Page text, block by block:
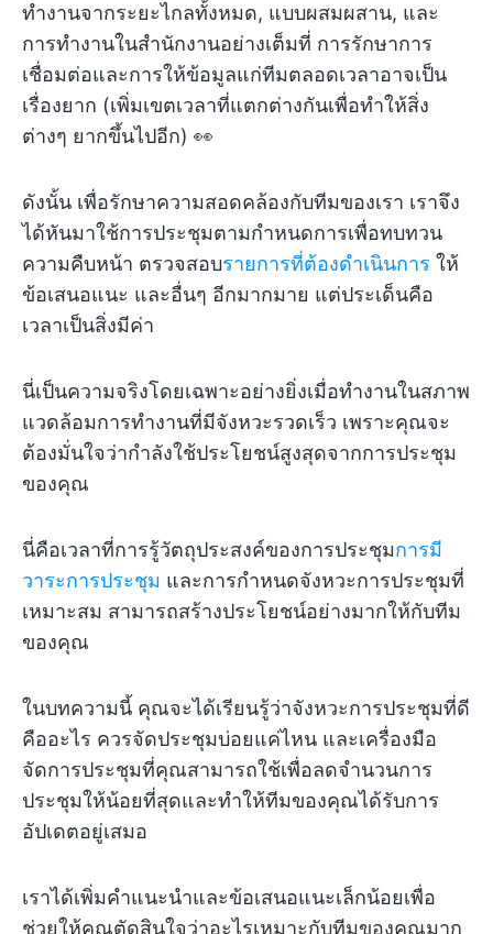
ทำงานจากระยะไกลทั้งหมด, แบบผสมผสาน, และ
การทำงานในสำนักงานอย่างเต็มที่ การรักษาการ
เชื่อมต่อและการให้ข้อมูลแก่ทีมตลอดเวลาอาจเป็น
เรื่องยาก (เพิ่มเขตเวลาที่แตกต่างกันเพื่อทำให้สิ่ง
ต่างๆ ยากขึ้นไปอีก) 👀
ดังนั้น เพื่อรักษาความสอดคล้องกับทีมของเรา เราจึง
ได้หันมาใช้การประชุมตามกำหนดการเพื่อทบทวน
ความคืบหน้า ตรวจสอบรายการที่ต้องดำเนินการ ให้
ข้อเสนอแนะ และอื่นๆ อีกมากมาย แต่ประเด็นคือ
เวลาเป็นสิ่งมีค่า
นี่เป็นความจริงโดยเฉพาะอย่างยิ่งเมื่อทำงานในสภาพ
แวดล้อมการทำงานที่มีจังหวะรวดเร็ว เพราะคุณจะ
ต้องมั่นใจว่ากำลังใช้ประโยชน์สูงสุดจากการประชุม
ของคุณ
นี่คือเวลาที่การรู้วัตถุประสงค์ของการประชุมการมี
วาระการประชุม และการกำหนดจังหวะการประชุมที่
เหมาะสม สามารถสร้างประโยชน์อย่างมากให้กับทีม
ของคุณ
ในบทความนี้ คุณจะได้เรียนรู้ว่าจังหวะการประชุมที่ดี
คืออะไร ควรจัดประชุมบ่อยแค่ไหน และเครื่องมือ
จัดการประชุมที่คุณสามารถใช้เพื่อลดจำนวนการ
ประชุมให้น้อยที่สุดและทำให้ทีมของคุณได้รับการ
อัปเดตอยู่เสมอ
เราได้เพิ่มคำแนะนำและข้อเสนอแนะเล็กน้อยเพื่อ
ช่วยให้คุณตัดสินใจว่าอะไรเหมาะกับทีมของคุณมาก